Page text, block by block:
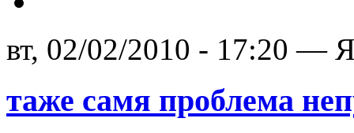
вт, 02/02/2010 - 17:20 —
таже самя проблема